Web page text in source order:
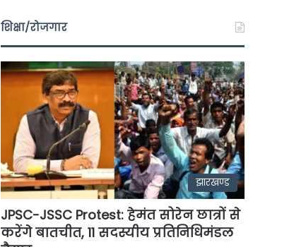
शिक्षा/रोजगार
झारखण्ड
JPSC-JSSC Protest: हेमंत सोरेन छात्रों से
करेंगे बातचीत, 11 सदस्यीय प्रतिनिधिमंडल